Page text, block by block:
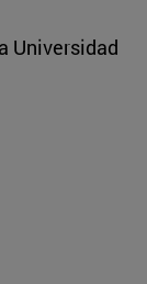
Universidad